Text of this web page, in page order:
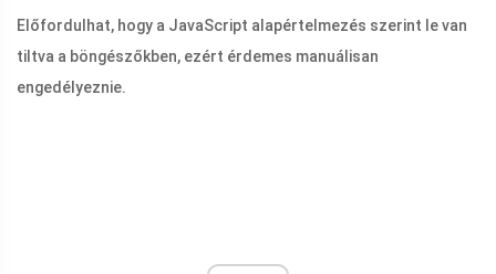
Előfordulhat, hogy a JavaScript alapértelmezés szerint le van
tiltva a böngészőkben, ezért érdemes manuálisan
engedélyeznie.